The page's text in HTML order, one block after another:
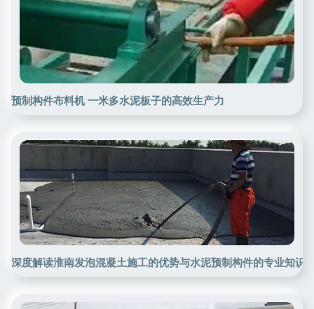
预制构件布料机 一米多水泥板子的高效生产力
深度解读淮南发泡混凝土施工的优势与水泥预制构件的专业知识